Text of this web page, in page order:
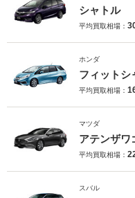
シャトル
平均買取相場：
ホンダ
フィットシ
平均買取相場：
マツダ
アテンザワ
平均買取相場：
スバル